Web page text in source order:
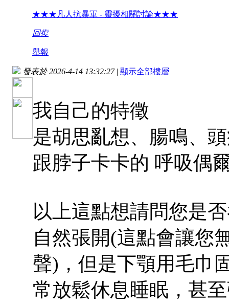
★★★凡人抗暴軍 - 靈擾相關討論★★★
回復
舉報
發表於 2026-4-14 13:32:27 | 顯示全部樓層
我自己的特徵
是胡思亂想、腸鳴、
跟脖子卡卡的 呼吸偶
以上這點想請問您是
自然張開(這點會讓您
聲)，但是下顎用毛巾
常放鬆休息睡眠，甚